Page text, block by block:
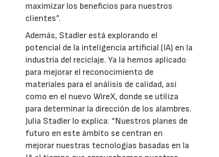
maximizar los beneficios para nuestros
clientes”.
Además, Stadler está explorando el
potencial de la inteligencia artificial (IA) en la
industria del reciclaje. Ya la hemos aplicado
para mejorar el reconocimiento de
materiales para el análisis de calidad, así
como en el nuevo WireX, donde se utiliza
para determinar la dirección de los alambres.
Julia Stadler lo explica: “Nuestros planes de
futuro en este ámbito se centran en
mejorar nuestras tecnologías basadas en la